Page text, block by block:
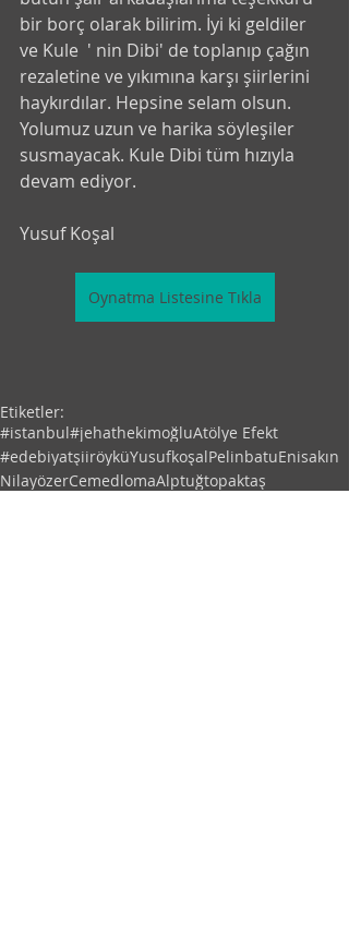
bir borç olarak bilirim. İyi ki geldiler
ve Kule  ' nin Dibi' de toplanıp çağın
rezaletine ve yıkımına karşı şiirlerini
haykırdılar. Hepsine selam olsun.
Yolumuz uzun ve harika söyleşiler
susmayacak. Kule Dibi tüm hızıyla
devam ediyor.
Yusuf Koşal
Oynatma Listesine Tıkla
Etiketler:
#istanbul#jehathekimoğluAtölye Efekt
#edebiyatşiiröyküYusufkoşalPelinbatuEnisakın
NilayözerCemedlomaAlptuğtopaktaş